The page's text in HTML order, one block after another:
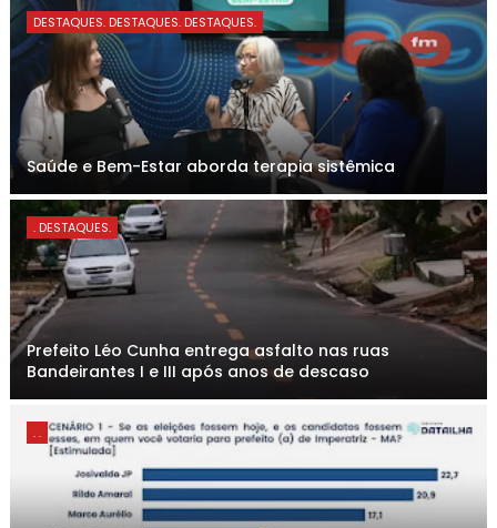
DESTAQUES. DESTAQUES. DESTAQUES.
Saúde e Bem-Estar aborda terapia sistêmica
. DESTAQUES.
Prefeito Léo Cunha entrega asfalto nas ruas
Bandeirantes I e III após anos de descaso
. .